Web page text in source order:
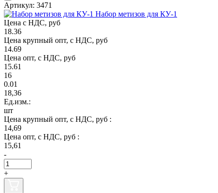
Артикул: 3471
Набор метизов для КУ-1
Цена с НДС, руб
18.36
Цена крупный опт, с НДС, руб
14.69
Цена опт, с НДС, руб
15.61
16
0.01
18,36
Ед.изм.:
шт
Цена крупный опт, с НДС, руб :
14,69
Цена опт, с НДС, руб :
15,61
-
+